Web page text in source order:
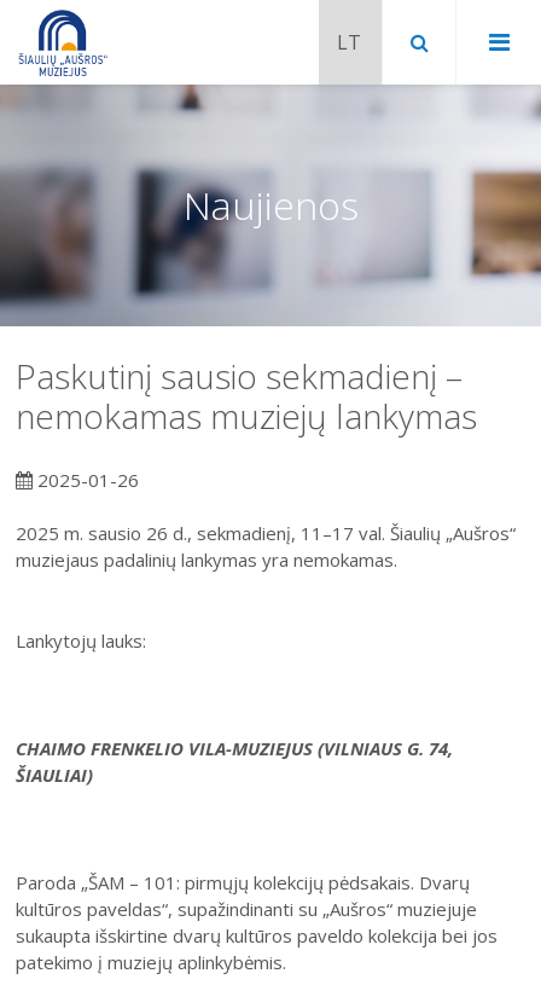
Šiaulių istorijos muziejus
Poeto Jovaro namas-muziejus
Šiaulių istorijos muziejaus ekspozicija
Fotografijos muziejaus ekspozicija
Chaimo Frenkelio vilos-muziejaus
Radijo ir televizijos muziejaus ekspozicija
Virtualios galerijos
Bilietų kainos
Mano ir mūsų istorija
SuaugusiesiemsRugpjūtis 2026
3
4 5 6 7 8
10
11 12 13 14 15
Naujienos
Paskutinį sausio sekmadienį –
nemokamas muziejų lankymas
2025-01-26
2025 m. sausio 26 d., sekmadienį, 11–17 val. Šiaulių „Aušros“
muziejaus padalinių lankymas yra nemokamas.
Lankytojų lauks:
CHAIMO FRENKELIO VILA-MUZIEJUS (VILNIAUS G. 74,
ŠIAULIAI)
Paroda „ŠAM – 101: pirmųjų kolekcijų pėdsakais. Dvarų
kultūros paveldas“, supažindinanti su „Aušros“ muziejuje
sukaupta išskirtine dvarų kultūros paveldo kolekcija bei jos
patekimo į muziejų aplinkybėmis.